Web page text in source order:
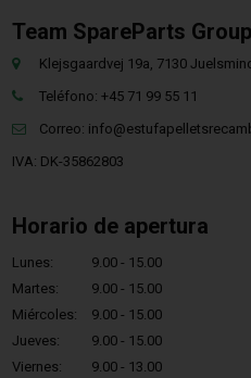
Team SpareParts
Klejsgaardvej 19a, 7130
Teléfono: +45 71 99 55 11
Correo:
IVA: DK-35862803
Horario de apertura
Lunes:
9.00 - 15.00
Martes:
9.00 - 15.00
Miércoles:
9.00 - 15.00
Jueves:
9.00 - 15.00
Viernes:
9.00 - 13.00